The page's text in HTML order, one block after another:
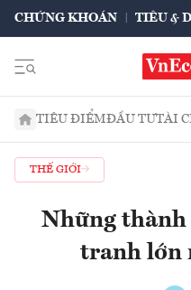
CHỨNG KHOÁN TIÊU &
TIÊU ĐIỂMĐẦU TƯTÀI
THẾ GIỚI
Những thành
tranh lớn